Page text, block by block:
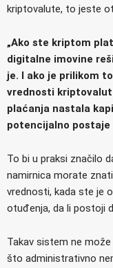
kriptovalute, to jeste
„Ako ste kriptom
digitalne imovine
je. I ako je prilikom
vrednosti
plaćanja nastala
potencijalno postaje
To bi u praksi značilo
namirnica morate
vrednosti, kada ste je
otuđenja, da li postoji
Takav sistem ne
što administrativno